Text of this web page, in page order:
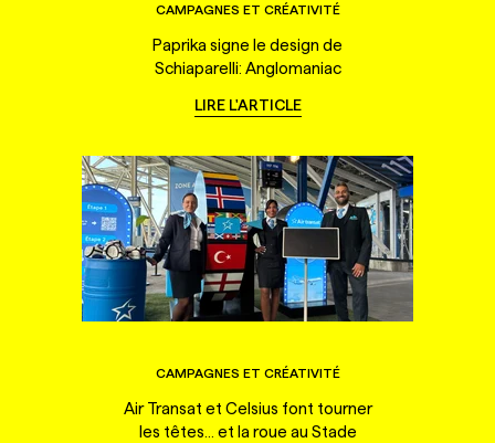
CAMPAGNES ET CRÉATIVITÉ
Paprika signe le design de
Schiaparelli: Anglomaniac
LIRE L'ARTICLE
CAMPAGNES ET CRÉATIVITÉ
Air Transat et Celsius font tourner
les têtes... et la roue au Stade